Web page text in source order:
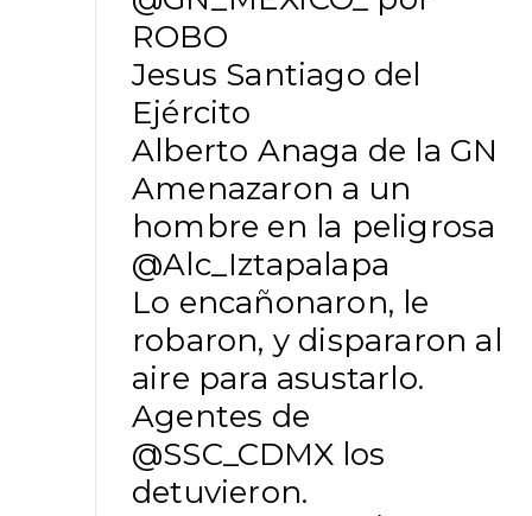
ROBO
Jesus Santiago del
Ejército
Alberto Anaga de la GN
Amenazaron a un
hombre en la peligrosa
@Alc_Iztapalapa
Lo encañonaron, le
robaron, y dispararon al
aire para asustarlo.
Agentes de
@SSC_CDMXlos
detuvieron.